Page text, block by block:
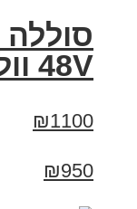
סוללה
48V וולט 10A אמפר בזול!
₪1100
₪950